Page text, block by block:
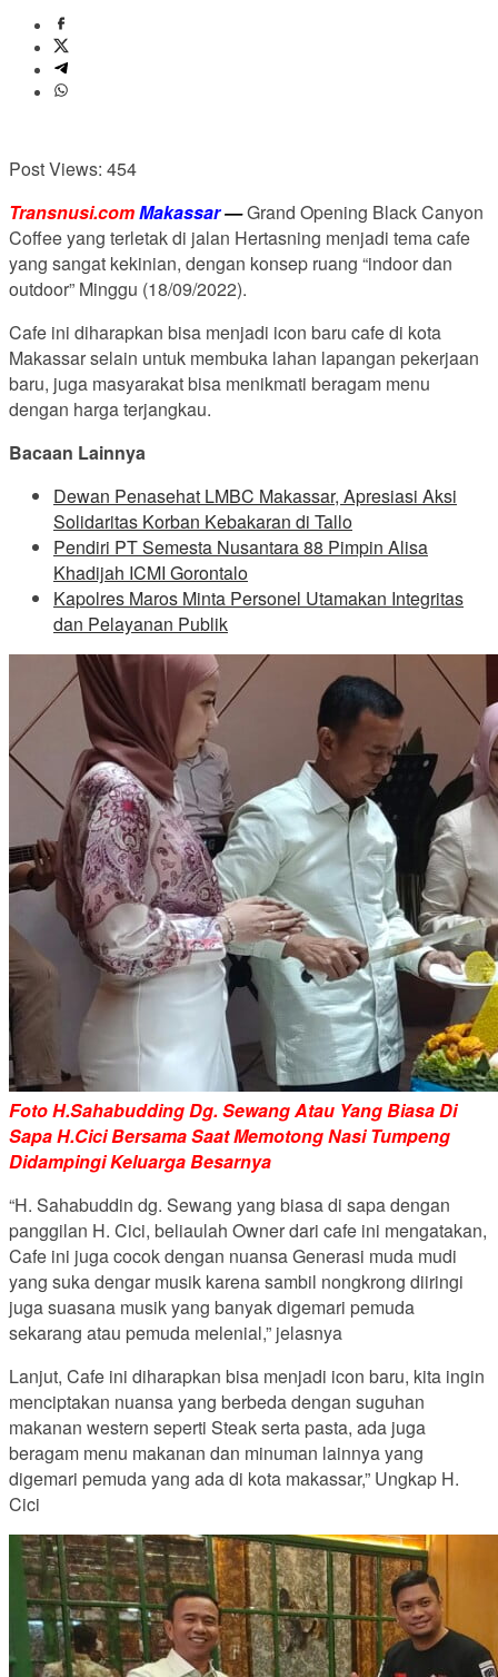
Post Views: 454
Transnusi.comMakassar—Grand Opening Black Canyon
Coffee yang terletak di jalan Hertasning menjadi tema cafe
yang sangat kekinian, dengan konsep ruang “indoor dan
outdoor” Minggu (18/09/2022).
Cafe ini diharapkan bisa menjadi icon baru cafe di kota
Makassar selain untuk membuka lahan lapangan pekerjaan
baru, juga masyarakat bisa menikmati beragam menu
dengan harga terjangkau.
Bacaan Lainnya
Dewan Penasehat LMBC Makassar, Apresiasi Aksi
Solidaritas Korban Kebakaran di Tallo
Pendiri PT Semesta Nusantara 88 Pimpin Alisa
Khadijah ICMI Gorontalo
Kapolres Maros Minta Personel Utamakan Integritas
dan Pelayanan Publik
Foto H.Sahabudding Dg. Sewang Atau Yang Biasa Di
Sapa H.Cici Bersama Saat Memotong Nasi Tumpeng
Didampingi Keluarga Besarnya
“H. Sahabuddin dg. Sewang yang biasa di sapa dengan
panggilan H. Cici, beliaulah Owner dari cafe ini mengatakan,
Cafe ini juga cocok dengan nuansa Generasi muda mudi
yang suka dengar musik karena sambil nongkrong diiringi
juga suasana musik yang banyak digemari pemuda
sekarang atau pemuda melenial,” jelasnya
Lanjut, Cafe ini diharapkan bisa menjadi icon baru, kita ingin
menciptakan nuansa yang berbeda dengan suguhan
makanan western seperti Steak serta pasta, ada juga
beragam menu makanan dan minuman lainnya yang
digemari pemuda yang ada di kota makassar,” Ungkap H.
Cici